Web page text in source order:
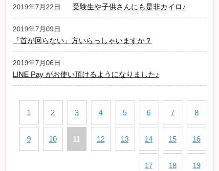
2019年7月22日 受験生や子供さんにも是非カイロ♪
2019年7月09日
「首が回らない」方いらっしゃいますか？
2019年7月06日
LINE Pay がお使い頂けるようになりました♪
1 2 3 4 5 6 7 8
9 10 11 12 13 14 15 16
17 18 19